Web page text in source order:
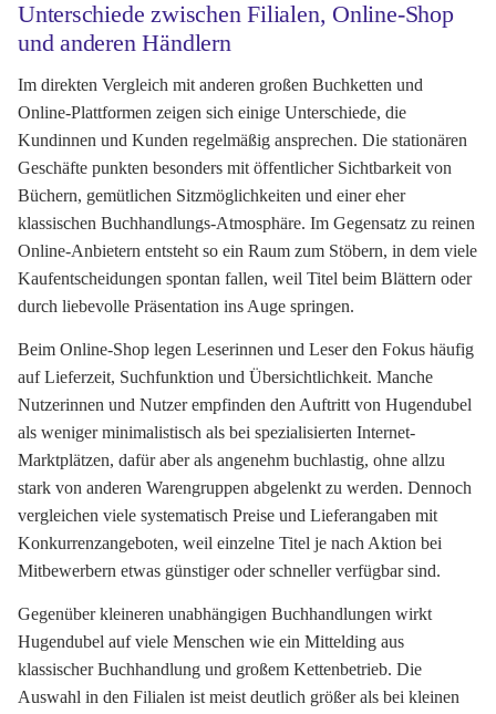
Unterschiede zwischen Filialen, Online-Shop
und anderen Händlern
Im direkten Vergleich mit anderen großen Buchketten und
Online-Plattformen zeigen sich einige Unterschiede, die
Kundinnen und Kunden regelmäßig ansprechen. Die stationären
Geschäfte punkten besonders mit öffentlicher Sichtbarkeit von
Büchern, gemütlichen Sitzmöglichkeiten und einer eher
klassischen Buchhandlungs-Atmosphäre. Im Gegensatz zu reinen
Online-Anbietern entsteht so ein Raum zum Stöbern, in dem viele
Kaufentscheidungen spontan fallen, weil Titel beim Blättern oder
durch liebevolle Präsentation ins Auge springen.
Beim Online-Shop legen Leserinnen und Leser den Fokus häufig
auf Lieferzeit, Suchfunktion und Übersichtlichkeit. Manche
Nutzerinnen und Nutzer empfinden den Auftritt von Hugendubel
als weniger minimalistisch als bei spezialisierten Internet-
Marktplätzen, dafür aber als angenehm buchlastig, ohne allzu
stark von anderen Warengruppen abgelenkt zu werden. Dennoch
vergleichen viele systematisch Preise und Lieferangaben mit
Konkurrenzangeboten, weil einzelne Titel je nach Aktion bei
Mitbewerbern etwas günstiger oder schneller verfügbar sind.
Gegenüber kleineren unabhängigen Buchhandlungen wirkt
Hugendubel auf viele Menschen wie ein Mittelding aus
klassischer Buchhandlung und großem Kettenbetrieb. Die
Auswahl in den Filialen ist meist deutlich größer als bei kleinen